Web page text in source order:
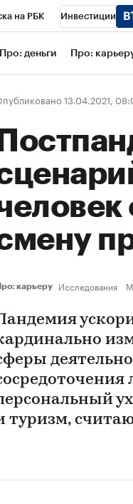
на РБК Инвестиции
РБК РБК
валюты
Про: деньги Про:
13.04.2021,
карьеру Исследования
туризм,